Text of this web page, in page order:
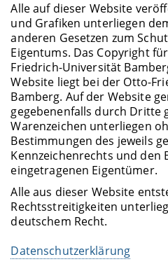
Alle auf dieser Website
und Grafiken unterliegen
anderen Gesetzen zum
Eigentums. Das Copyright
Friedrich-Universität
Website liegt bei der Otto-
Bamberg. Auf der Website
gegebenenfalls durch Dritte
Warenzeichen unterliegen
Bestimmungen des jeweils
Kennzeichenrechts und den
eingetragenen Eigentümer.
Alle aus dieser Website
Rechtsstreitigkeiten
deutschem Recht.
Datenschutzerklärung